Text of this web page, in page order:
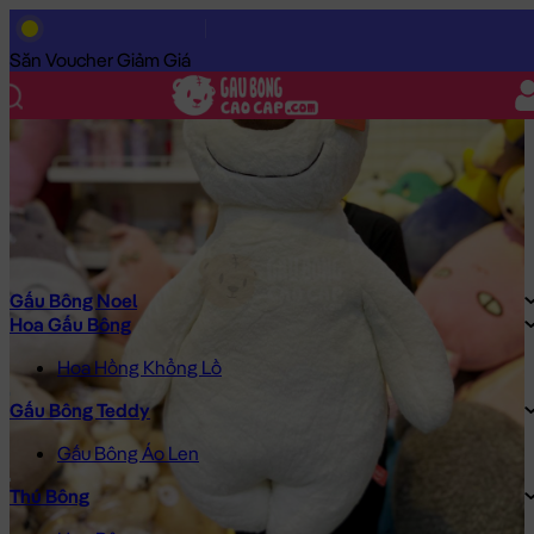
Săn Voucher Giảm Giá
Gấu Bông Noel
Hoa Gấu Bông
Hoa Hồng Khổng Lồ
Gấu Bông Teddy
Gấu Bông Áo Len
Thú Bông
Trang Chủ